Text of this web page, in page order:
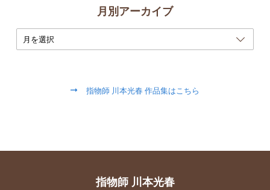
月別アーカイブ
指物師 川本光春 作品集はこちら
指物師 川本光春